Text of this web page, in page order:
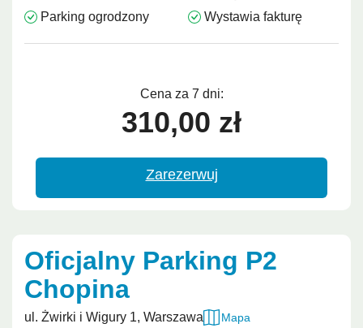
Parking ogrodzony
Wystawia fakturę
Cena za 7 dni:
310,00 zł
Zarezerwuj
Oficjalny Parking P2
Chopina
ul. Żwirki i Wigury 1, Warszawa Mapa